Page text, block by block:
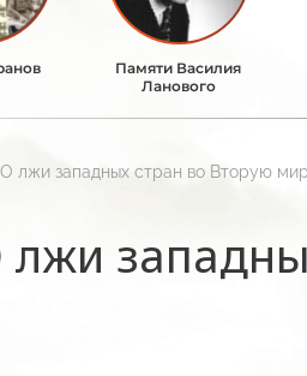
Памяти Василия
Ланового
О лжи западных стран во Вторую
лжи